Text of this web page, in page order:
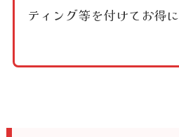
ティング等を付けてお得